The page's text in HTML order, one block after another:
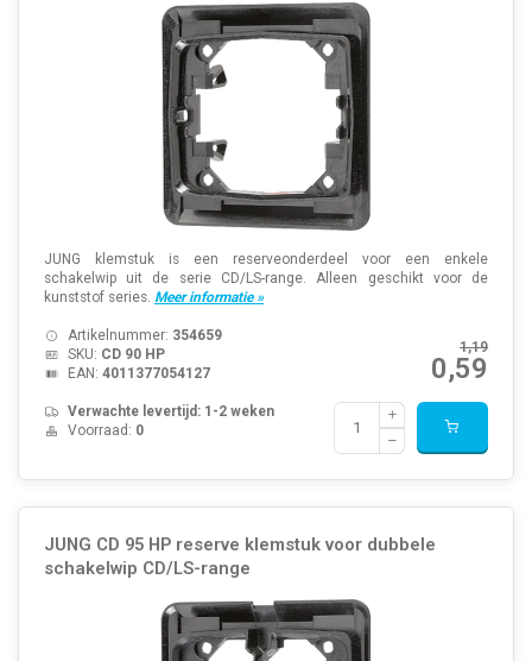
JUNG klemstuk is een reserveonderdeel voor een enkele
schakelwip uit de serie CD/LS-range. Alleen geschikt voor de
kunststof series. Meer informatie »
1,19
0,59
Artikelnummer: 354659
SKU: CD 90 HP
EAN: 4011377054127
Verwachte levertijd: 1-2 weken
Voorraad: 0
JUNG CD 95 HP reserve klemstuk voor dubbele
schakelwip CD/LS-range